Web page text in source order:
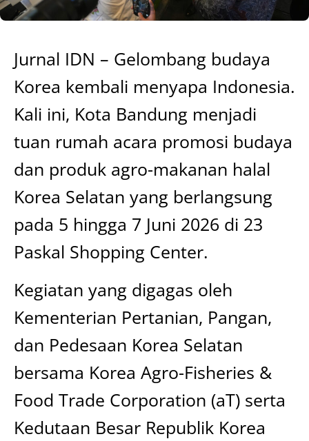
Jurnal IDN – Gelombang budaya
Korea kembali menyapa Indonesia.
Kali ini, Kota Bandung menjadi
tuan rumah acara promosi budaya
dan produk agro-makanan halal
Korea Selatan yang berlangsung
pada 5 hingga 7 Juni 2026 di 23
Paskal Shopping Center.
Kegiatan yang digagas oleh
Kementerian Pertanian, Pangan,
dan Pedesaan Korea Selatan
bersama Korea Agro-Fisheries &
Food Trade Corporation (aT) serta
Kedutaan Besar Republik Korea